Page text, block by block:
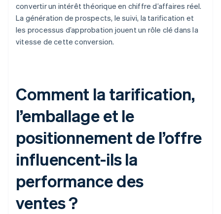
convertir un intérêt théorique en chiffre d’affaires réel.
La génération de prospects, le suivi, la tarification et
les processus d’approbation jouent un rôle clé dans la
vitesse de cette conversion.
Comment la tarification,
l’emballage et le
positionnement de l’offre
influencent-ils la
performance des
ventes ?